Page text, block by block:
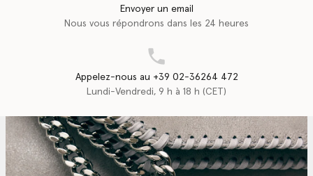
Envoyer un email
Nous vous répondrons dans les 24 heures
Appelez-nous au +39 02-36264 472
Lundi-Vendredi, 9 h à 18 h (CET)